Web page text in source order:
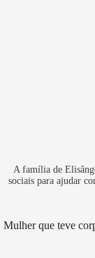
A família de
sociais para ajudar
Mulher que teve